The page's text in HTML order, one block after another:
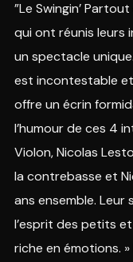
Swingin Partout
Swingin Partout
intro Roms Antiques
Roms Antiques
Quai de la Deule
Re-si-danse
”Le Swingin’
qui ont réunis leurs
un spectacle
est incontestable
offre un écrin
l’humour de ces 4
Violon, Nicolas
la contrebasse et
ans ensemble.
l’esprit des petits
riche en émotions.